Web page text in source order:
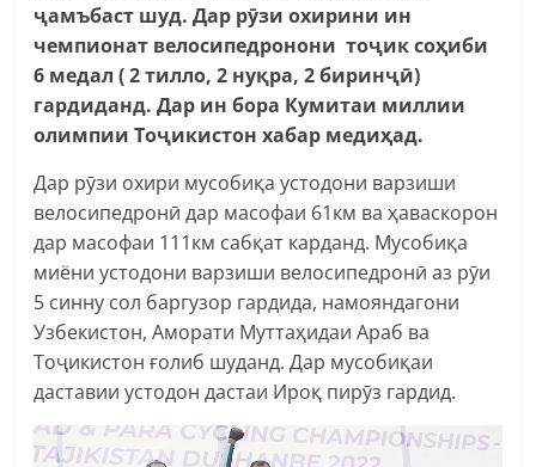
ҷамъбаст шуд. Дар рӯзи охирини ин
чемпионат велосипедронони тоҷик соҳиби
6 медал ( 2 тилло, 2 нуқра, 2 биринҷӣ)
гардиданд. Дар ин бора Кумитаи миллии
олимпии Тоҷикистон хабар медиҳад.
Дар рӯзи охири мусобиқа устодони варзиши
велосипедронӣ дар масофаи 61км ва ҳаваскорон
дар масофаи 111км сабқат карданд. Мусобиқа
миёни устодони варзиши велосипедронӣ аз рӯи
5 синну сол баргузор гардида, намояндагони
Узбекистон, Аморати Муттаҳидаи Араб ва
Тоҷикистон ғолиб шуданд. Дар мусобиқаи
даставии устодон дастаи Ироқ пирӯз гардид.